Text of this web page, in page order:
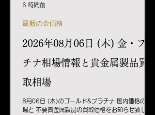
2026年08月06日 (木) 金・プラ
チナ相場情報と貴金属製品買
取相場
8月06日 (木)のゴールド&プラチナ 国内価格の相
場と 不要貴金属製品の買取価格をお知らせ致しま
最新の金価格
6 時間前